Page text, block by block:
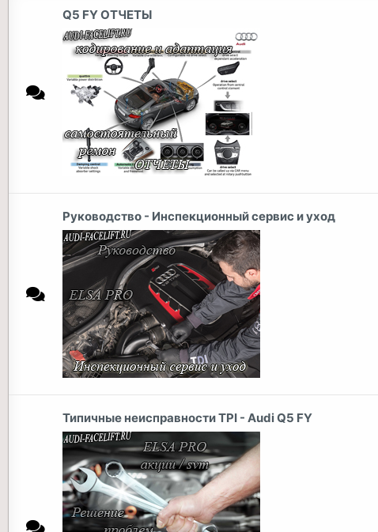
Q5 FY ОТЧЕТЫ
Руководство - Инспекционный сервис и уход
Типичные неисправности TPI - Audi Q5 FY